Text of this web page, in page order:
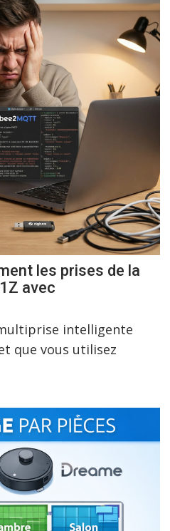
les prises de la
avec
intelligente
que vous utilisez